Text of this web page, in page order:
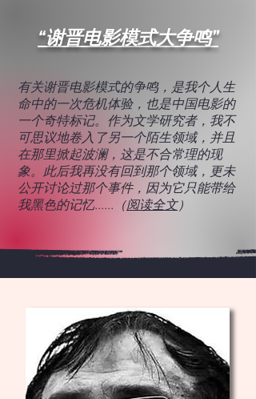
​“谢晋电影模式大争鸣”
有关谢晋电影模式的争鸣，是我个人生
命中的一次危机体验，也是中国电影的
一个奇特标记。作为文学研究者，我不
可思议地卷入了另一个陌生领域，并且
在那里掀起波澜，这是不合常理的现
象。此后我再没有回到那个领域，更未
公开讨论过那个事件，因为它只能带给
我黑色的记忆......（阅读全文）